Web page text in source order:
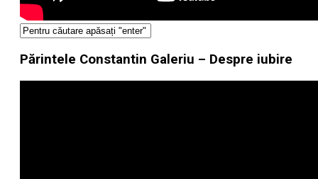
Părintele Constantin Galeriu – Despre iubire